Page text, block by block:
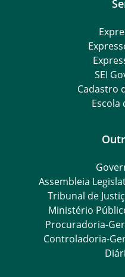
SEI
Cadastro
Escola
Assembleia
Tribunal de
Ministério
Procuradoria-
Controladoria-